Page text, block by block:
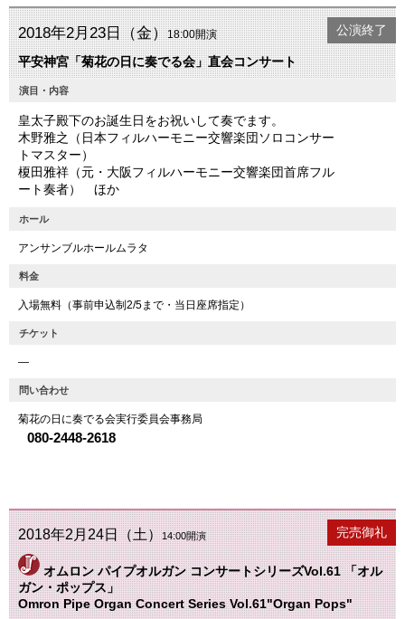
2018年2月23日（金）18:00開演
平安神宮「菊花の日に奏でる会」直会コンサート
公演終了
演目・内容
皇太子殿下のお誕生日をお祝いして奏でます。
木野雅之（日本フィルハーモニー交響楽団ソロコンサー
トマスター）
榎田雅祥（元・大阪フィルハーモニー交響楽団首席フル
ート奏者） ほか
ホール
アンサンブルホールムラタ
料金
入場無料（事前申込制2/5まで・当日座席指定）
チケット
―
問い合わせ
菊花の日に奏でる会実行委員会事務局
080-2448-2618
2018年2月24日（土）14:00開演
オムロン パイプオルガン コンサートシリーズVol.61 「オル
ガン・ポップス」
Omron Pipe Organ Concert Series Vol.61"Organ Pops"
公演終了
完売御礼